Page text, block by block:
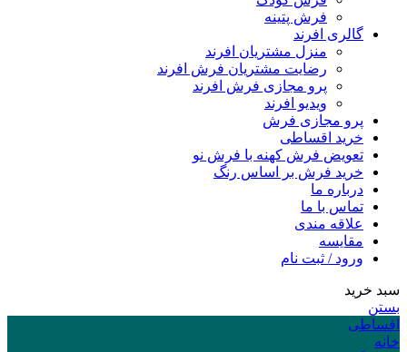
فرش پتینه
گالری افرند
منزل مشتریان افرند
رضایت مشتریان فرش افرند
پرو مجازی فرش افرند
ویدیو افرند
پرو مجازی فرش
خرید اقساطی
تعویض فرش کهنه با فرش نو
خرید فرش بر اساس رنگ
درباره ما
تماس با ما
علاقه مندی
مقایسه
ورود / ثبت نام
سبد خرید
بستن
اقساطی
خانه